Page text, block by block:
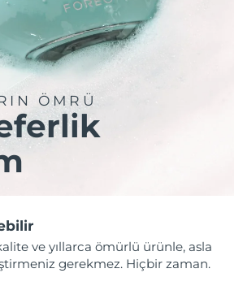
ÖMRÜ
ve yıllarca ömürlü ürünle, asla
gerekmez. Hiçbir zaman.